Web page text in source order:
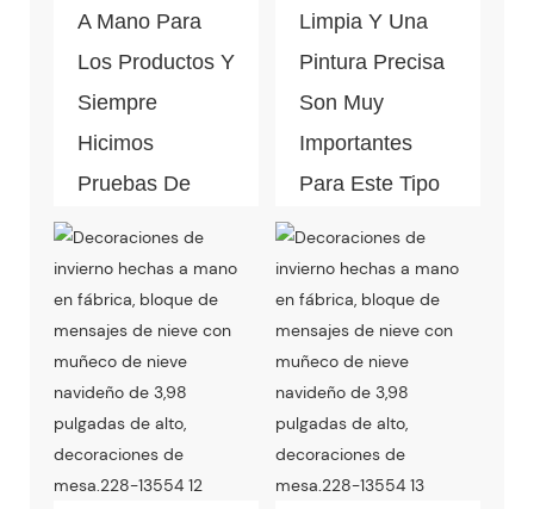
A Mano Para
Los Productos Y
Siempre
Hicimos
Pruebas De
La Producción
En Masa.
Limpia Y Una
Pintura Precisa
Son Muy
Importantes
Para Este Tipo
Decoración Del
Hogar. El
Control De
Calidad Está
Bajo El Proceso
De Cada Paso